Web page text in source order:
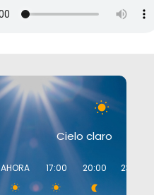
Cielo claro
AHORA 17:00 20:00 23:00